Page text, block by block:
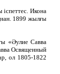
Икона
1899 жылғы
«Әулие Савва
Освященный
ол 1805-1822